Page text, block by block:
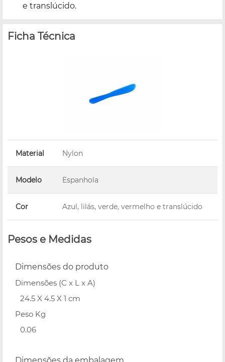
e translúcido.
Ficha Técnica
Material Nylon
Modelo Espanhola
Cor Azul, lilás, verde, vermelho e translúcido
Pesos e Medidas
Dimensões do produto
Dimensões (C x L x A)
24.5 X 4.5 X 1 cm
Peso Kg
0.06
Dimensões da embalagem